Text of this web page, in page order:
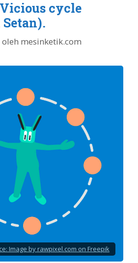
cycle
oleh mesinketik.com
Image by rawpixel.com on Freepik